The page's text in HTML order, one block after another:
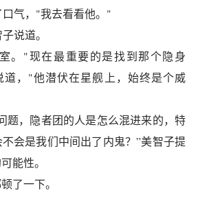
气，"我去看看他。"
说道。
。"现在最重要的是找到那个隐身
道，"他潜伏在星舰上，始终是个威
题，隐者团的人是怎么混进来的，特
会是我们中间出了内鬼？”美智子提
能性。
了一下。